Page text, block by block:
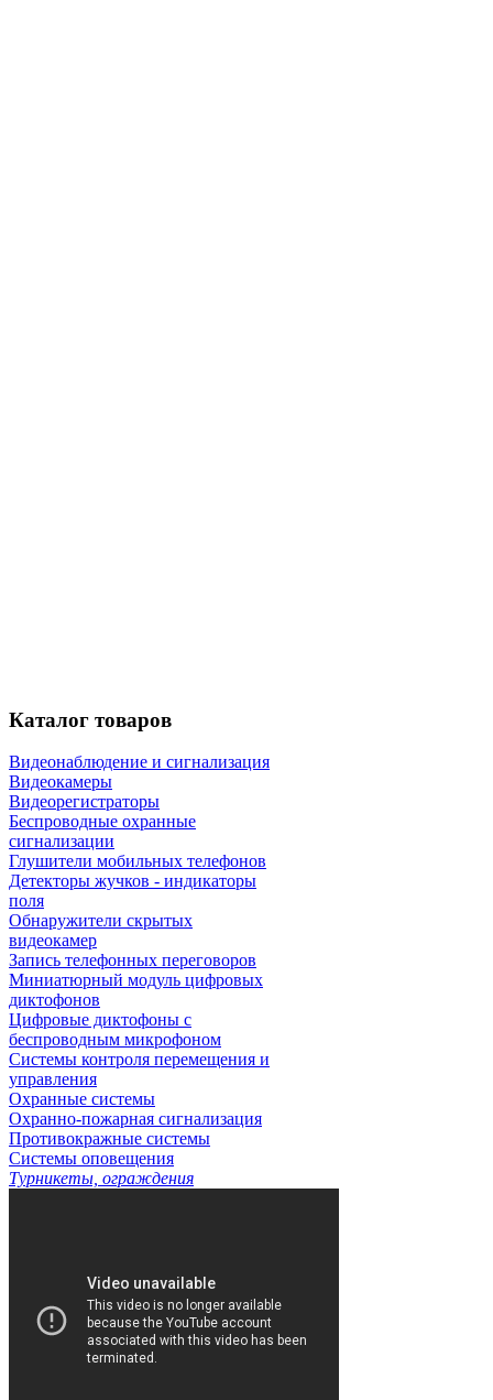
Каталог товаров
Видеонаблюдение и сигнализация
Видеокамеры
Видеорегистраторы
Беспроводные охранные
сигнализации
Глушители мобильных телефонов
Детекторы жучков - индикаторы
поля
Обнаружители скрытых
видеокамер
Запись телефонных переговоров
Миниатюрный модуль цифровых
диктофонов
Цифровые диктофоны с
беспроводным микрофоном
Системы контроля перемещения и
управления
Охранные системы
Охранно-пожарная сигнализация
Противокражные системы
Системы оповещения
Турникеты, ограждения